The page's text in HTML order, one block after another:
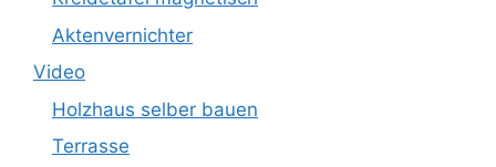
Aktenvernichter
Video
Holzhaus selber bauen
Terrasse